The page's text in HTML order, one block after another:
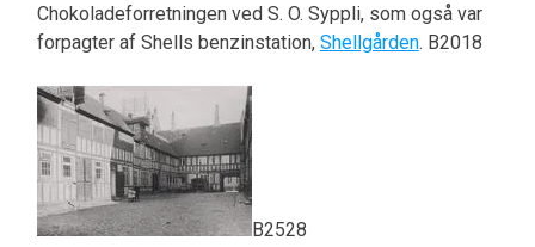
Chokoladeforretningen ved S. O. Syppli, som også var
forpagter af Shells benzinstation, Shellgården. B2018
B2528